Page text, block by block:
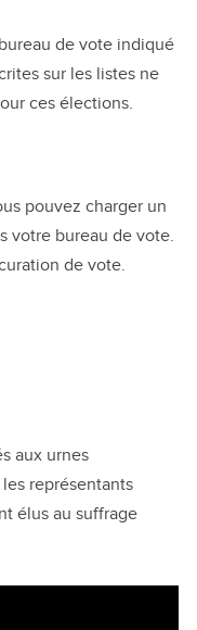
de vote indiqué
sur les listes ne
ces élections.
pouvez charger un
votre bureau de vote.
de vote.
aux urnes
représentants
élus au suffrage